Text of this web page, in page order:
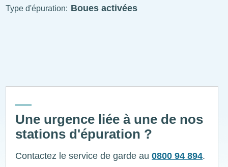
Type d'épuration Boues activées
Une urgence liée à une de nos
stations d'épuration ?
Contactez le service de garde au0800 94 894.